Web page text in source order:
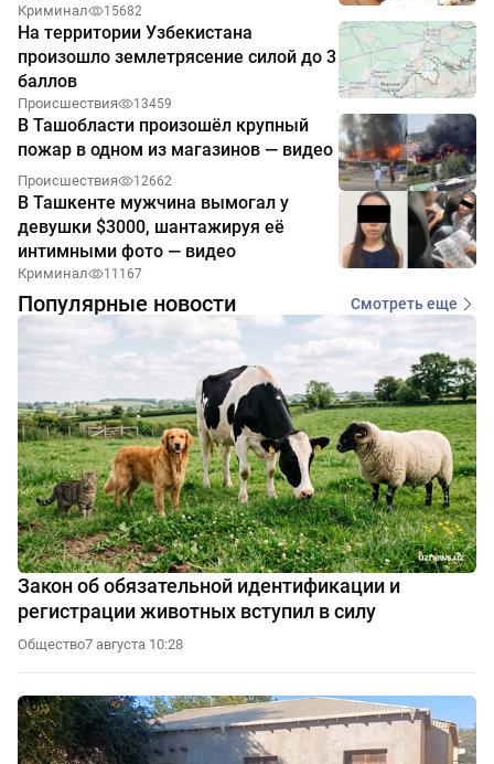
Криминал 15682
На территории Узбекистана
произошло землетрясение силой до 3
баллов
Происшествия 13459
В Ташобласти произошёл крупный
пожар в одном из магазинов — видео
Происшествия 12662
В Ташкенте мужчина вымогал у
девушки $3000, шантажируя её
интимными фото — видео
Криминал 11167
Популярные новости Смотреть еще
Закон об обязательной идентификации и
регистрации животных вступил в силу
Общество7 августа 10:28